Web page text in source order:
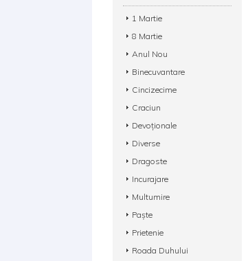
1 Martie
8 Martie
Anul Nou
Binecuvantare
Cincizecime
Craciun
Devoționale
Diverse
Dragoste
Incurajare
Multumire
Paște
Prietenie
Roada Duhului